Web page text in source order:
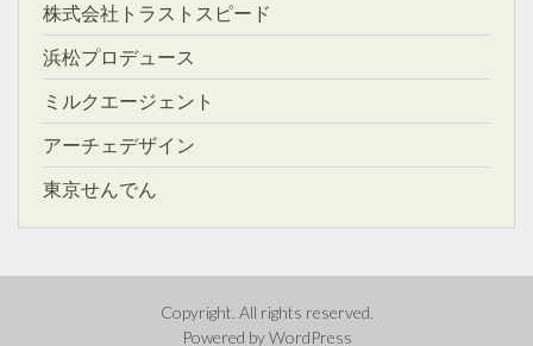
株式会社トラストスピード
浜松プロデュース
ミルクエージェント
アーチェデザイン
東京せんでん
Copyright. All rights reserved.
Powered by WordPress